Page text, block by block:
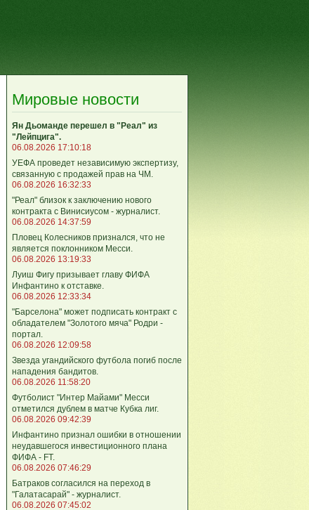
Мировые новости
Ян Дьоманде перешел в "Реал" из
"Лейпцига".
06.08.2026 17:10:18
УЕФА проведет независимую экспертизу,
связанную с продажей прав на ЧМ.
06.08.2026 16:32:33
"Реал" близок к заключению нового
контракта с Винисиусом - журналист.
06.08.2026 14:37:59
Пловец Колесников признался, что не
является поклонником Месси.
06.08.2026 13:19:33
Луиш Фигу призывает главу ФИФА
Инфантино к отставке.
06.08.2026 12:33:34
"Барселона" может подписать контракт с
обладателем "Золотого мяча" Родри -
портал.
06.08.2026 12:09:58
Звезда угандийского футбола погиб после
нападения бандитов.
06.08.2026 11:58:20
Футболист "Интер Майами" Месси
отметился дублем в матче Кубка лиг.
06.08.2026 09:42:39
Инфантино признал ошибки в отношении
неудавшегося инвестиционного плана
ФИФА - FT.
06.08.2026 07:46:29
Батраков согласился на переход в
"Галатасарай" - журналист.
06.08.2026 07:45:02